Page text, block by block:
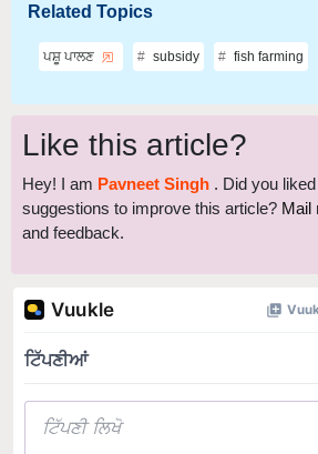
Related Topics
ਪਸ਼ੂ ਪਾਲਣ subsidy fish farming
Like this article?
Hey! I am Pavneet Singh . Did you
suggestions to improve this article? Mail
and feedback.